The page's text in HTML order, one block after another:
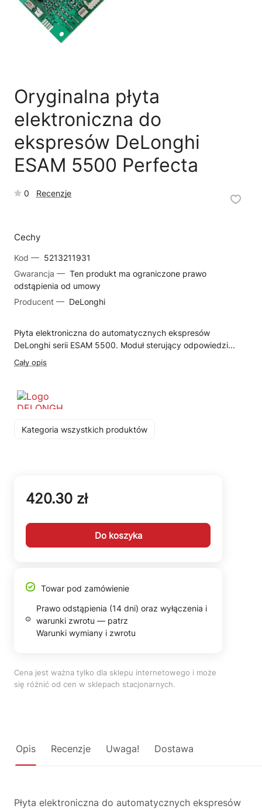
Oryginalna płyta
elektroniczna do
ekspresów DeLonghi
ESAM 5500 Perfecta
0 Recenzje
Cechy
Kod — 5213211931
Gwarancja — Ten produkt ma ograniczone prawo
odstąpienia od umowy
Producent — DeLonghi
Płyta elektroniczna do automatycznych ekspresów
DeLonghi serii ESAM 5500. Moduł sterujący odpowiedzi...
Cały opis
Kategoria wszystkich produktów
420.30 zł
Do koszyka
Towar pod zamówienie
Prawo odstąpienia (14 dni) oraz wyłączenia i
warunki zwrotu — patrz
Warunki wymiany i zwrotu
Cena jest ważna tylko dla sklepu internetowego i może
się różnić od cen w sklepach stacjonarnych.
Opis Recenzje Uwaga! Dostawa
Płyta elektroniczna do automatycznych ekspresów
🗹Reklamacja naprawy